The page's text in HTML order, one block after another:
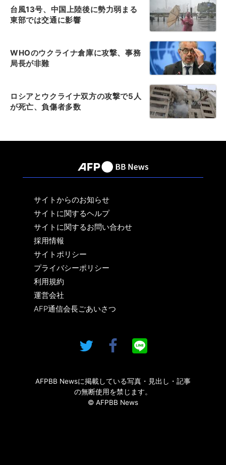
台風13号、中国上陸後に勢力弱まる
東部では交通に影響
WHOのウクライナ倉庫に攻撃、事務
局長が非難
ロシアとウクライナ双方の攻撃で5人
が死亡、負傷者多数
サイトからのお知らせ
サイトに関するヘルプ
サイトに関するお問い合わせ
採用情報
サイトポリシー
プライバシーポリシー
利用規約
運営会社
AFP通信会長ごあいさつ
AFPBB Newsに掲載している写真・見出し・記事
の無断使用を禁じます。
© AFPBB News